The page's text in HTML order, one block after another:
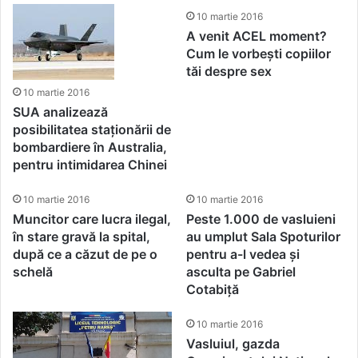
este obtinuta prin salarii
mici, nu prin calitate
10 martie 2016
SUA analizează
posibilitatea staționării de
bombardiere în Australia,
pentru intimidarea Chinei
10 martie 2016
A venit ACEL moment?
Cum le vorbești copiilor
tăi despre sex
10 martie 2016
Muncitor care lucra ilegal,
în stare gravă la spital,
după ce a căzut de pe o
schelă
10 martie 2016
Peste 1.000 de vasluieni
au umplut Sala Spoturilor
pentru a-l vedea și
asculta pe Gabriel
Cotabiță
10 martie 2016
Vasluiul, gazda